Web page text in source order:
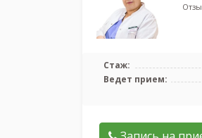
Стаж:
Ведет прием: